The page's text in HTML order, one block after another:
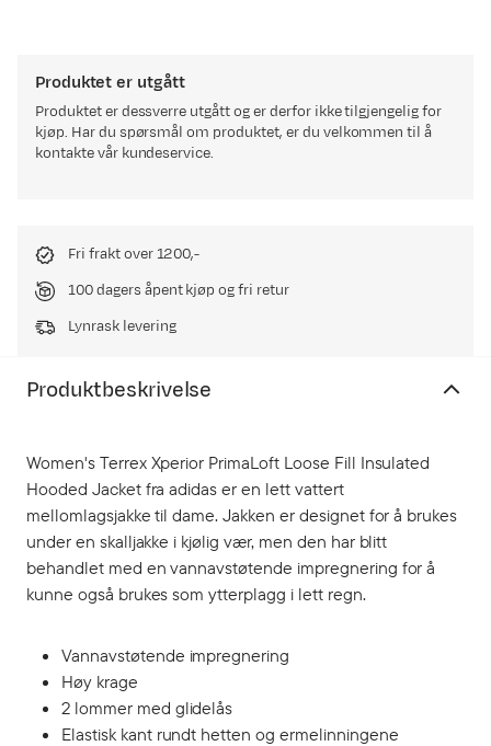
Produktet er utgått
Produktet er dessverre utgått og er derfor ikke tilgjengelig for
kjøp. Har du spørsmål om produktet, er du velkommen til å
kontakte vår kundeservice.
Fri frakt over 1200,-
100 dagers åpent kjøp og fri retur
Lynrask levering
Produktbeskrivelse
Women's Terrex Xperior PrimaLoft Loose Fill Insulated
Hooded Jacket fra adidas er en lett vattert
mellomlagsjakke til dame. Jakken er designet for å brukes
under en skalljakke i kjølig vær, men den har blitt
behandlet med en vannavstøtende impregnering for å
kunne også brukes som ytterplagg i lett regn.
Vannavstøtende impregnering
Høy krage
2 lommer med glidelås
Elastisk kant rundt hetten og ermelinningene